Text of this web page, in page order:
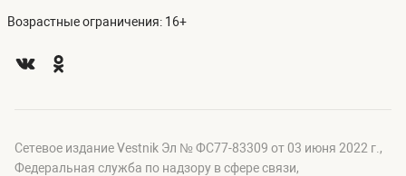
Возрастные ограничения: 16+
Сетевое издание Vestnik Эл № ФС77-83309 от 03 июня 2022 г.,
Федеральная служба по надзору в сфере связи,